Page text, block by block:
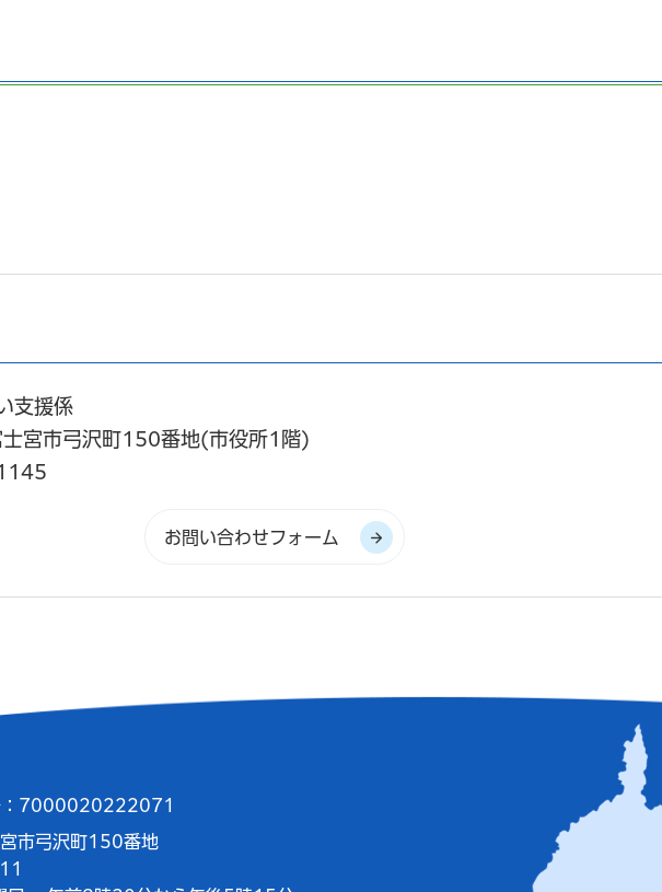
支援係
宮市弓沢町150番地(市役所1階)
：7000020222071
市弓沢町150番地